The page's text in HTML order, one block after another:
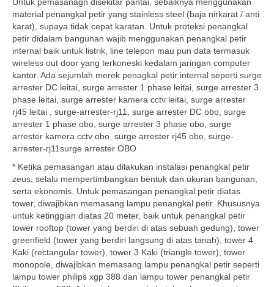
material penangkal petir yang stainless steel (baja nirkarat / anti
karat), supaya tidak cepat karatan. Untuk proteksi penangkal
petir didalam bangunan wajib menggunakan penangkal petir
internal baik untuk listrik, line telepon mau pun data termasuk
wireless out door yang terkoneski kedalam jaringan computer
kantor. Ada sejumlah merek penagkal petir internal seperti surge
arrester DC leitai, surge arrester 1 phase leitai, surge arrester 3
phase leitai, surge arrester kamera cctv leitai, surge arrester
rj45 leitai , surge-arrester-rj11, surge arrester DC obo, surge
arrester 1 phase obo, surge arrester 3 phase obo, surge
arrester kamera cctv obo, surge arrester rj45 obo, surge-
arrester-rj11surge arrester OBO
* Ketika pemasangan atau dilakukan instalasi penangkal petir
zeus, selalu mempertimbangkan bentuk dan ukuran bangunan,
serta ekonomis. Untuk pemasangan penangkal petir diatas
tower, diwajibkan memasang lampu penangkal petir. Khususnya
untuk ketinggian diatas 20 meter, baik untuk penangkal petir
tower rooftop (tower yang berdiri di atas sebuah gedung), tower
greenfield (tower yang berdiri langsung di atas tanah), tower 4
Kaki (rectangular tower), tower 3 Kaki (triangle tower), tower
monopole, diwajibkan memasang lampu penangkal petir seperti
lampu tower philips xgp 388 dan lampu tower penangkal petir